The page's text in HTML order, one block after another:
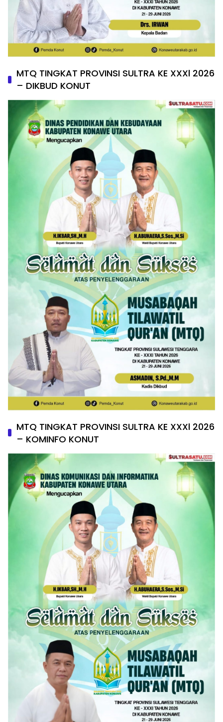
MTQ TINGKAT PROVINSI SULTRA KE XXXl 2026
– DIKBUD KONUT
MTQ TINGKAT PROVINSI SULTRA KE XXXl 2026
– KOMINFO KONUT